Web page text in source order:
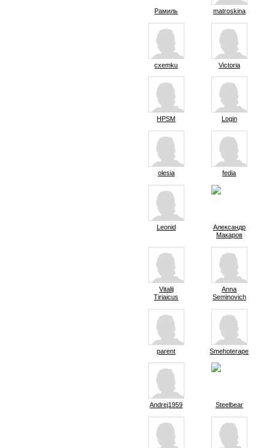
Рамиль matroskina
cxemku Victoria
HPSM Login
olesia fedia
Leonid
Александр
Макаров
Vitalij
Tiriaicus
Anna
Seminovich
parent Smehoterapevt
Andrej1959 Steelbear